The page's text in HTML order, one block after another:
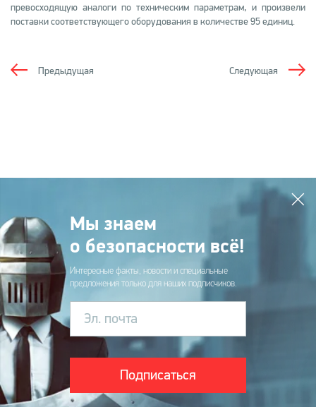
превосходящую аналоги по техническим параметрам, и произвели
поставки соответствующего оборудования в количестве 95 единиц.
Следующая
Предыдущая
Мы знаем
о безопасности всё!
Интересные факты, новости и специальные
предложения только для наших подписчиков.
Эл. почта
Подписаться